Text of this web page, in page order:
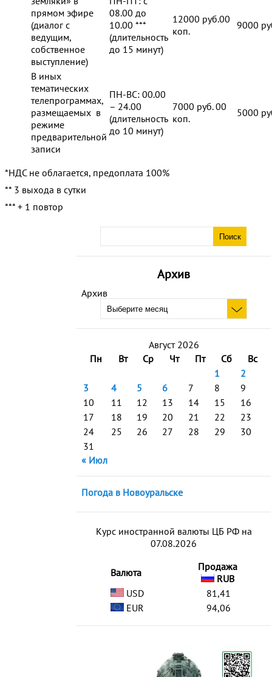
Архив
Архив
Август 2026
Пн
Вт Ср Чт Пт Сб
Вс
1
2
3
4 5 6 7 8
9
10
11 12 13 14 15
16
17
18 19 20 21 22
23
24
25 26 27 28 29
30
31
« Июл
Погода в Новоуральске
Курс иностранной валюты ЦБ РФ на
07.08.2026
Валюта
Продажа
RUB
USD
81,41
EUR
94,06
прямом эфире
(диалог с
ведущим,
собственное
выступление)
08.00 до
10.00 ***
(длительность
до 15 минут)
12000 руб.00
коп.
9000
В иных
тематических
телепрограммах,
размещаемых в
режиме
предварительной
записи
ПН-ВС: 00.00
– 24.00
(длительность
до 10 минут)
7000 руб. 00
коп.
5000
*НДС не облагается, предоплата 100%
** 3 выхода в сутки
*** + 1 повтор